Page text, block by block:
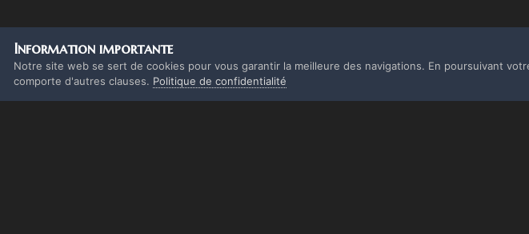
Information importante
Notre site web se sert de cookies pour vous garantir la meilleure des navigations. En poursuivant
comporte d'autres clauses. Politique de confidentialité